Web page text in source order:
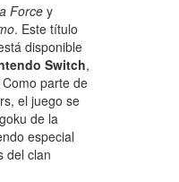
Force y
. Este título
disponible
Switch,
Como parte de
el juego se
de la
especial
del clan